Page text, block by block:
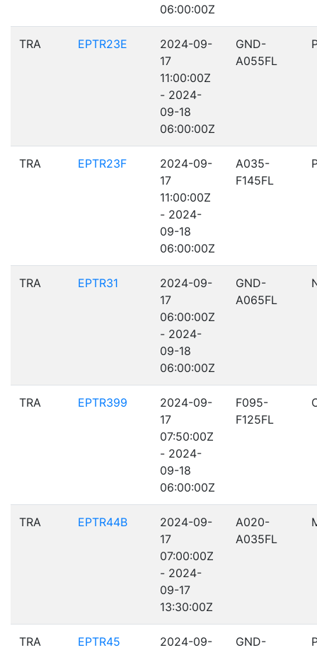
06:00:00Z
TRA EPTR23E
2024-09-
17
11:00:00Z
- 2024-
09-18
06:00:00Z
GND-
A055FL
TRA EPTR23F
2024-09-
17
11:00:00Z
- 2024-
09-18
06:00:00Z
A035-
F145FL
TRA EPTR31
2024-09-
17
06:00:00Z
- 2024-
09-18
06:00:00Z
GND-
A065FL
TRA EPTR399
2024-09-
17
07:50:00Z
- 2024-
09-18
06:00:00Z
F095-
F125FL
TRA EPTR44B
2024-09-
17
07:00:00Z
- 2024-
09-17
13:30:00Z
A020-
A035FL
TRA EPTR45
2024-09-
GND-